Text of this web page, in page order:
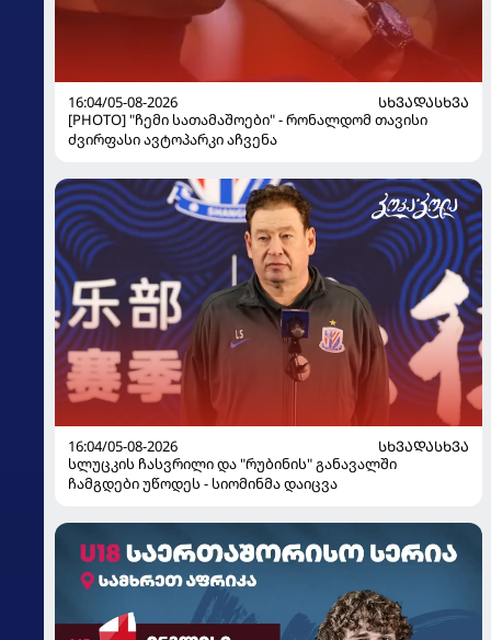
16:04/05-08-2026
ᲡᲮᲕᲐᲓᲐᲡᲮᲕᲐ
[PHOTO] "ჩემი სათამაშოები" - რონალდომ თავისი
ძვირფასი ავტოპარკი აჩვენა
16:04/05-08-2026
ᲡᲮᲕᲐᲓᲐᲡᲮᲕᲐ
სლუცკის ჩასვრილი და "რუბინის" განავალში
ჩამგდები უწოდეს - სიომინმა დაიცვა